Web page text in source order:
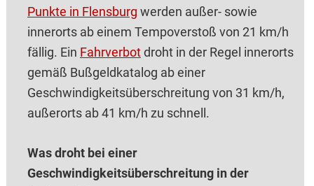
Punkte in Flensburg werden außer- sowie
innerorts ab einem Tempoverstoß von 21 km/h
fällig. Ein Fahrverbotdroht in der Regel innerorts
gemäß Bußgeldkatalog ab einer
Geschwindigkeitsüberschreitung von 31 km/h,
außerorts ab 41 km/h zu schnell.
Was droht bei einer
Geschwindigkeitsüberschreitung in der